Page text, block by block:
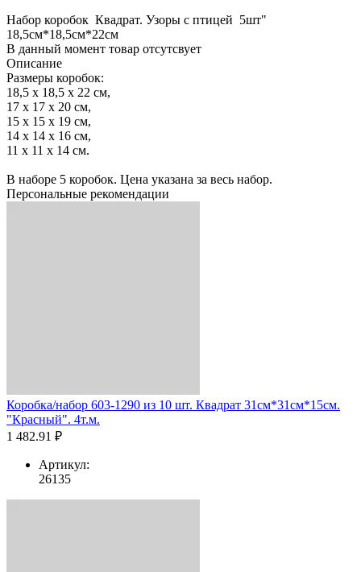
Набор коробок Квадрат. Узоры с птицей 5шт"
18,5см*18,5см*22см
В данный момент товар отсутсвует
Описание
Размеры коробок:
18,5 x 18,5 x 22 см,
17 x 17 x 20 см,
15 x 15 x 19 см,
14 x 14 x 16 см,
11 x 11 x 14 см.
В наборе 5 коробок. Цена указана за весь набор.
Персональные рекомендации
Коробка/набор 603-1290 из 10 шт. Квадрат 31см*31см*15см.
"Красный". 4т.м.
1 482.91 ₽
Артикул:
26135